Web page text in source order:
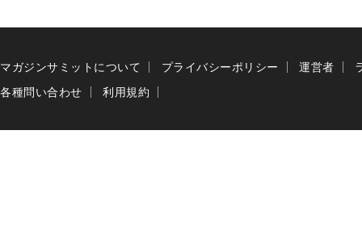
マガジンサミットについて プライバシーポリシー 運営者
各種問い合わせ
利用規約